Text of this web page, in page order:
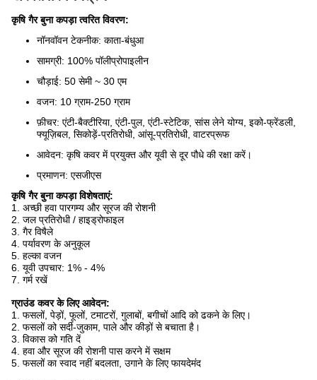
कृषि गैर बुना कपड़ा त्वरित विवरण:
नॉनवॉवन टेकनीक: काता-बंधुआ
सामग्री: 100% पॉलीप्रोपाइलीन
चौड़ाई: 50 सेमी ~ 30 एम
वजन: 10 ग्राम-250 ग्राम
फ़ीचर: एंटी-बैक्टीरिया, एंटी-पुल, एंटी-स्टेटिक, सांस लेने योग्य, इको-फ्रेंडली,
फ्यूज़िबल, सिकोड़ें-प्रतिरोधी, आंसू-प्रतिरोधी, वाटरप्रूफ
आवेदन: कृषि कवर में प्रयुक्त और यूवी से दूर पौधे की रक्षा करें।
प्रमाणन: एसजीएस
कृषि गैर बुना कपड़ा विशेषताएं:
1. अच्छी हवा पारगम्य और सूरज की रोशनी
2. जल प्रतिरोधी / हाइड्रोफाइल
3. गैर विषैले
4. पर्यावरण के अनुकूल
5. हल्का वजन
6. यूवी उपचार: 1% - 4%
7. गर्म रखें
ग्राउंड कवर के लिए आवेदन:
1. फसलों, पेड़ों, फूलों, टमाटरों, गुलाबों, बगीचों आदि को ढकने के लिए।
2. फसलों को सर्दी-जुकाम, पाले और कीड़ों से बचाता है।
3. विकास को गति दें
4. हवा और सूरज की रोशनी पास करने में सक्षम
5. फसलों का स्वाद नहीं बदलता, उगाने के लिए फायदेमंद